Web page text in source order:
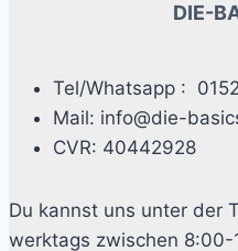
DIE-
Tel/Whatsapp :
Mail: info@die-
CVR: 40442928
Du kannst uns unter der
werktags zwischen 8:00-